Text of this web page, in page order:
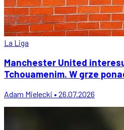
La Liga
Manchester United
Tchouamenim. W grze
Adam Mielecki • 26.07.2026